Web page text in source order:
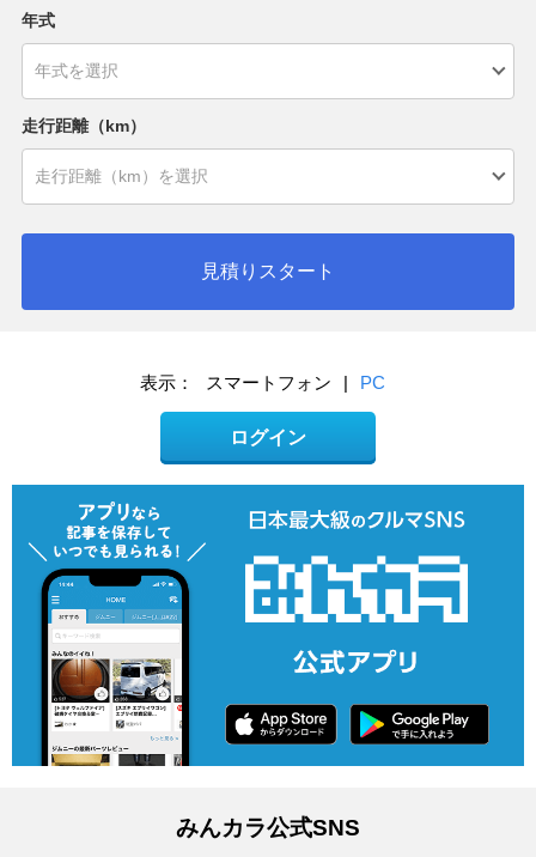
年式
走行距離（km）
見積りスタート
表示： スマートフォン | PC
ログイン
みんカラ公式SNS